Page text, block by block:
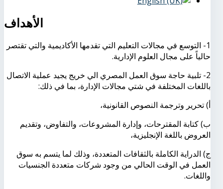
الأهداف
1- التوسع في مجالات التعليم التي تقدمها الأكاديمية والتي تقتصر
حالياً على مجال العلوم الإدارية.
2- تلبية حاجة سوق العمل المصري الي خريج يجيد عملية الاتصال
باللغات المختلفة في شتي مجالات الإدارة، بما في ذلك:
أ) تحرير وترجمة النصوص القانونية،
ب) كتابة المقترحات، وإدارة المشروعات، والتفاوض، وتقديم
العروض باللغة الإنجليزية،
ج) الدراية الكاملة بالثقافات المتعددة، وذلك لما يتسم به سوق
العمل في الوقت الحالي من وجود شركات متعددة الجنسيات
واللغات.